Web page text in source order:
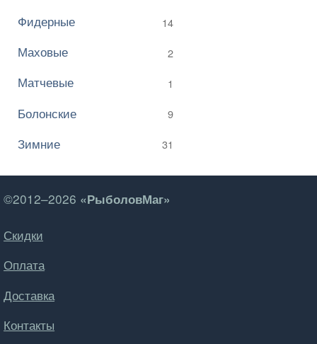
Фидерные 14
Маховые 2
Матчевые 1
Болонские 9
Зимние 31
©2012–2026 «РыболовМаг»
Скидки
Оплата
Доставка
Контакты